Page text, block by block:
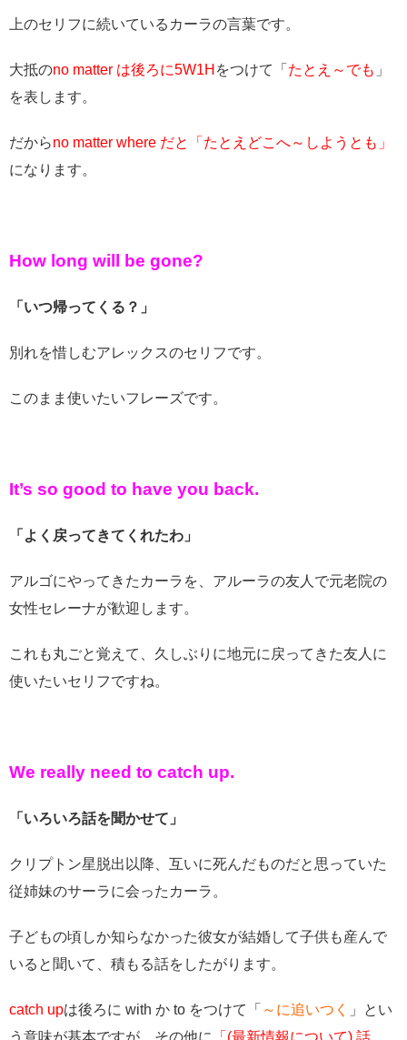
上のセリフに続いているカーラの言葉です。
大抵のno matter は後ろに5W1H をつけて「 たとえ～でも 」
を表します。
だからno matter where だと「たとえどこへ～しようとも」
になります。
How long will be gone?
「いつ帰ってくる？」
別れを惜しむアレックスのセリフです。
このまま使いたいフレーズです。
It’s so good to have you back.
「よく戻ってきてくれたわ」
アルゴにやってきたカーラを、アルーラの友人で元老院の
女性セレーナが歓迎します。
これも丸ごと覚えて、久しぶりに地元に戻ってきた友人に
使いたいセリフですね。
We really need to catch up.
「いろいろ話を聞かせて」
クリプトン星脱出以降、互いに死んだものだと思っていた
従姉妹のサーラに会ったカーラ。
子どもの頃しか知らなかった彼女が結婚して子供も産んで
いると聞いて、積もる話をしたがります。
catch upは後ろに with か to をつけて「 ～に追いつく
」とい
う意味が基本ですが、その他に
「(最新情報について) 話